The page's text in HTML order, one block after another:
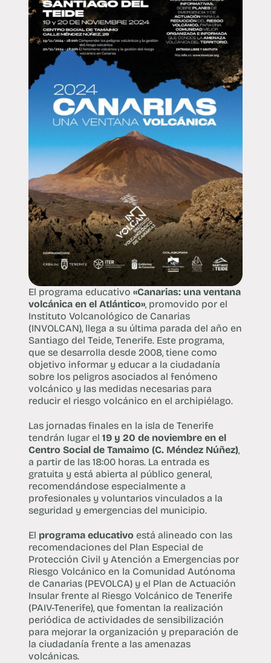
El programa educativo «Canarias: una ventana
volcánica en el Atlántico», promovido por el
Instituto Volcanológico de Canarias
(INVOLCAN), llega a su última parada del año en
Santiago del Teide, Tenerife. Este programa,
que se desarrolla desde 2008, tiene como
objetivo informar y educar a la ciudadanía
sobre los peligros asociados al fenómeno
volcánico y las medidas necesarias para
reducir el riesgo volcánico en el archipiélago.
Las jornadas finales en la isla de Tenerife
tendrán lugar el 19 y 20 de noviembre en el
Centro Social de Tamaimo (C. Méndez Núñez),
a partir de las 18:00 horas. La entrada es
gratuita y está abierta al público general,
recomendándose especialmente a
profesionales y voluntarios vinculados a la
seguridad y emergencias del municipio.
El programa educativo está alineado con las
recomendaciones del Plan Especial de
Protección Civil y Atención a Emergencias por
Riesgo Volcánico en la Comunidad Autónoma
de Canarias (PEVOLCA) y el Plan de Actuación
Insular frente al Riesgo Volcánico de Tenerife
(PAIV-Tenerife), que fomentan la realización
periódica de actividades de sensibilización
para mejorar la organización y preparación de
la ciudadanía frente a las amenazas
volcánicas.